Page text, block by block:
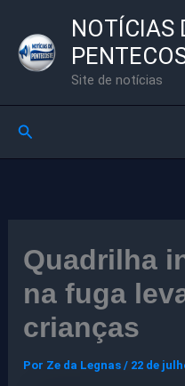
para
NOTÍCIAS
Site de notícias
Pesquisar
Quadrilha
na fuga
crianças
Por Ze da Legnas/ 22 de